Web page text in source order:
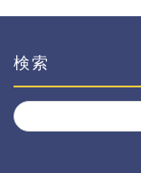
検索